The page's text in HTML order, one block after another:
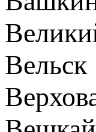
Вельск